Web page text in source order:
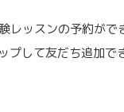
レッスンの予約がで
して友だち追加で